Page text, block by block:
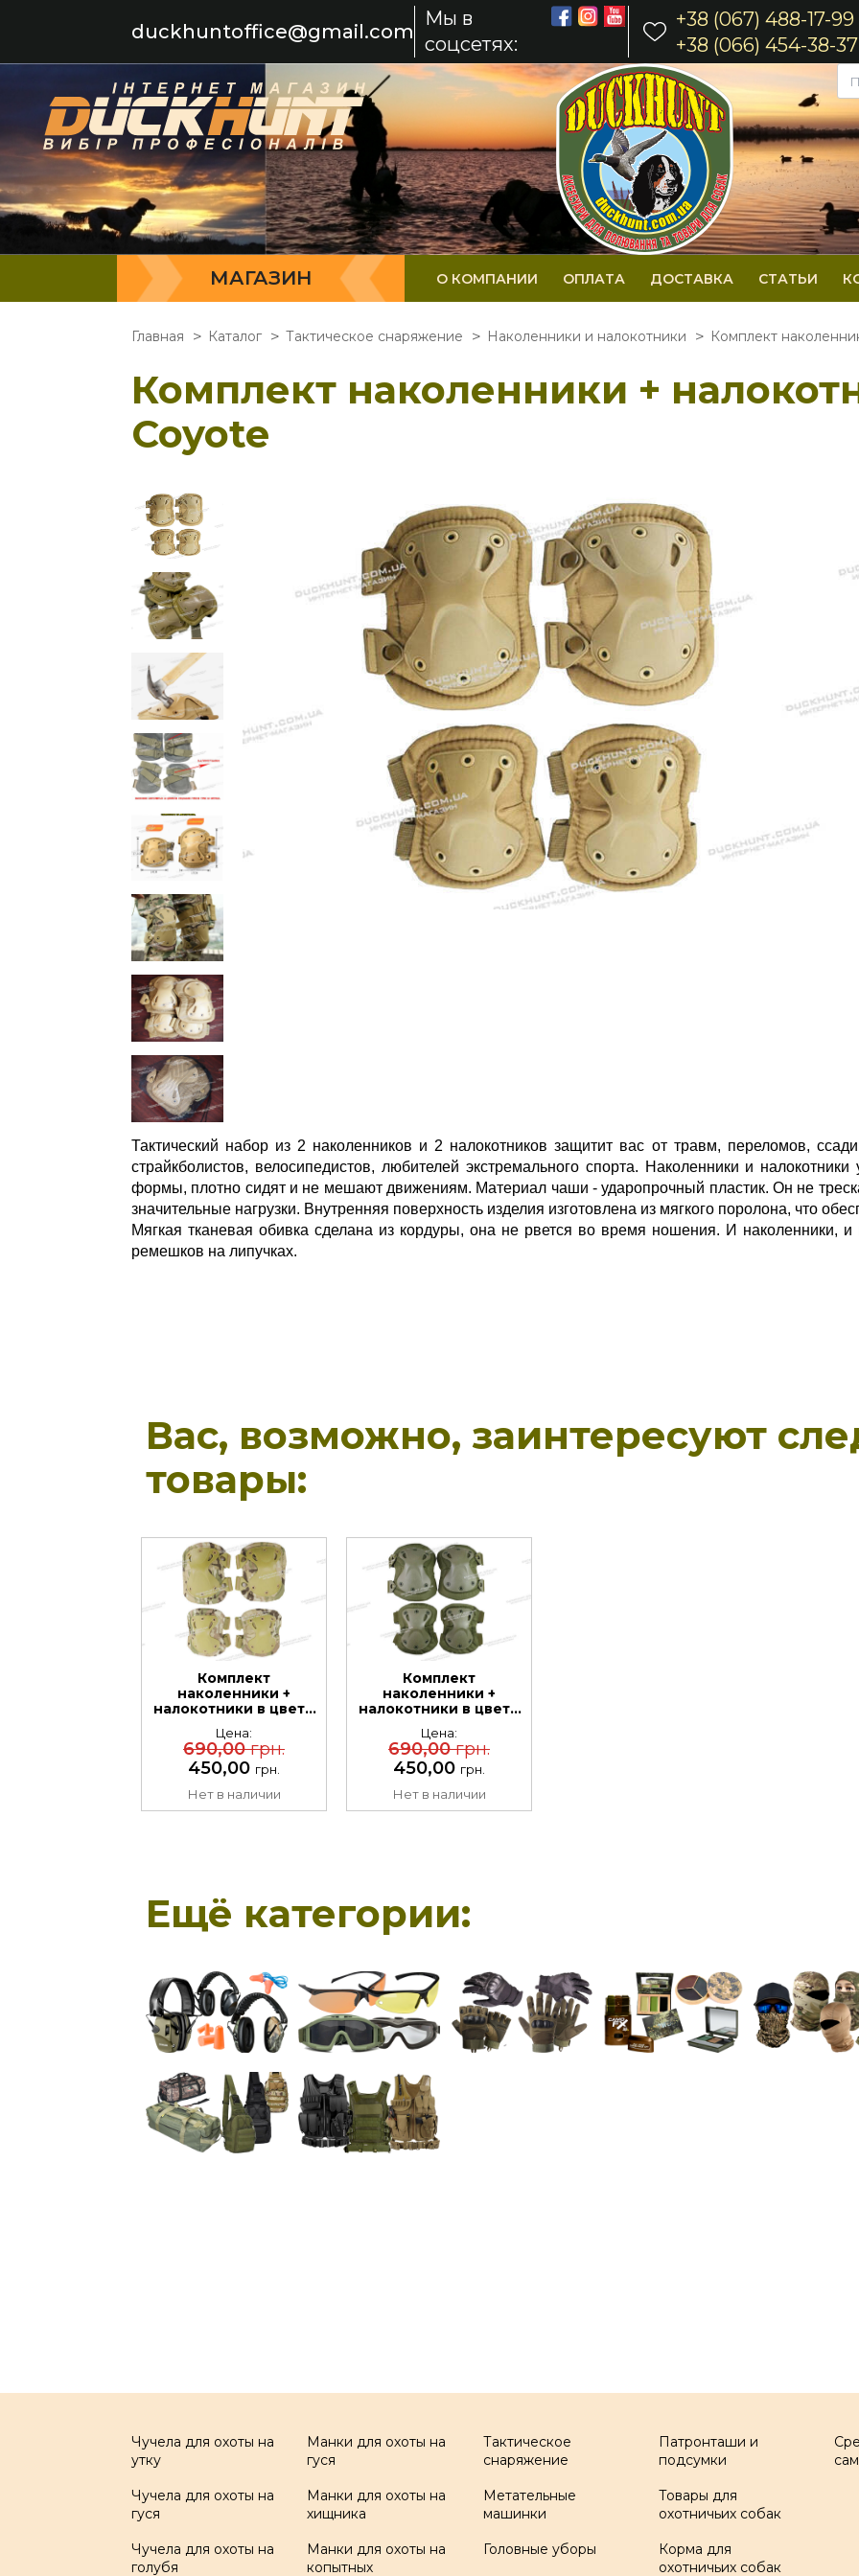
duckhuntoffice@gmail.com
Мы в
соцсетях:
+38 (067) 488-17-99
+38 (066) 454-38-37
МАГАЗИН О КОМПАНИИ ОПЛАТА ДОСТАВКА СТАТЬИ
Главная Каталог Тактическое снаряжение Наколенники и налокотники Комплект
Комплект наколенники +
Coyote
Тактический набор из 2 наколенников и 2 налокотников защитит вас от травм, переломов,
страйкболистов, велосипедистов, любителей экстремального спорта. Наколенники и
формы, плотно сидят и не мешают движениям. Материал чаши - ударопрочный пластик. Он не
значительные нагрузки. Внутренняя поверхность изделия изготовлена из мягкого поролона, что
Мягкая тканевая обивка сделана из кордуры, она не рвется во время ношения. И наколенники,
ремешков на липучках.
Вас, возможно, заинтересуют
товары:
Комплект
наколенники +
налокотники в цвете
Цена:
690,00грн.
450,00 грн.
Нет в наличии
Комплект
наколенники +
налокотники в цвете
Цена:
690,00грн.
450,00 грн.
Нет в наличии
Ещё категории:
Чучела для охоты на
утку
Чучела для охоты на
гуся
Чучела для охоты на
голубя
Манки для охоты на
гуся
Манки для охоты на
хищника
Манки для охоты на
копытных
Тактическое
снаряжение
Метательные
машинки
Головные уборы
Патронташи и
подсумки
Товары для
охотничьих собак
Корма для
охотничьих собак